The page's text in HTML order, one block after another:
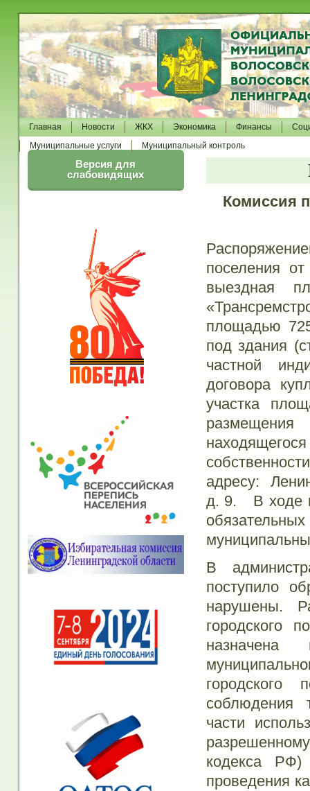
Главная Новости ЖКХ Экономика Финансы
Муниципальные услуги
Муниципальный контроль
Версия для
слабовидящих
Комиссия
поселения
выездная
площадью
под здания
частной
договора
участка
адресу:
д. 9. В ходе
В
поступило
нарушены.
городского
назначена
городского
соблюдения
части
кодекса РФ)
проведения